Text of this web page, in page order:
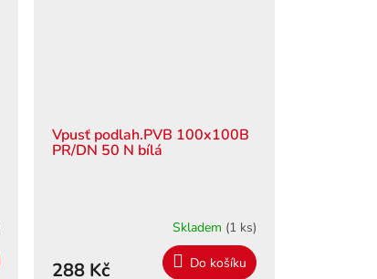
Vpusť podlah.PVB 100x100B
PR/DN 50 N bílá
Skladem (1 ks)
288 Kč Do košíku